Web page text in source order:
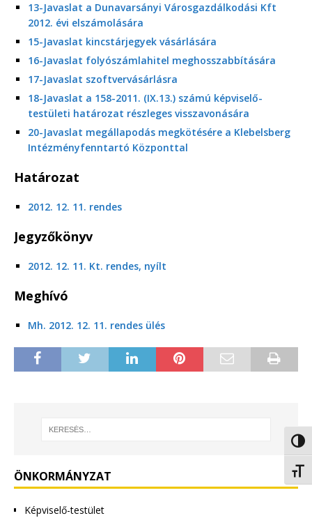
13-Javaslat a Dunavarsányi Városgazdálkodási Kft
2012. évi elszámolására
15-Javaslat kincstárjegyek vásárlására
16-Javaslat folyószámlahitel meghosszabbítására
17-Javaslat szoftvervásárlásra
18-Javaslat a 158-2011. (IX.13.) számú képviselő-
testületi határozat részleges visszavonására
20-Javaslat megállapodás megkötésére a Klebelsberg
Intézményfenntartó Központtal
Határozat
2012. 12. 11. rendes
Jegyzőkönyv
2012. 12. 11. Kt. rendes, nyílt
Meghívó
Mh. 2012. 12. 11. rendes ülés
ÖNKORMÁNYZAT
Képviselő-testület